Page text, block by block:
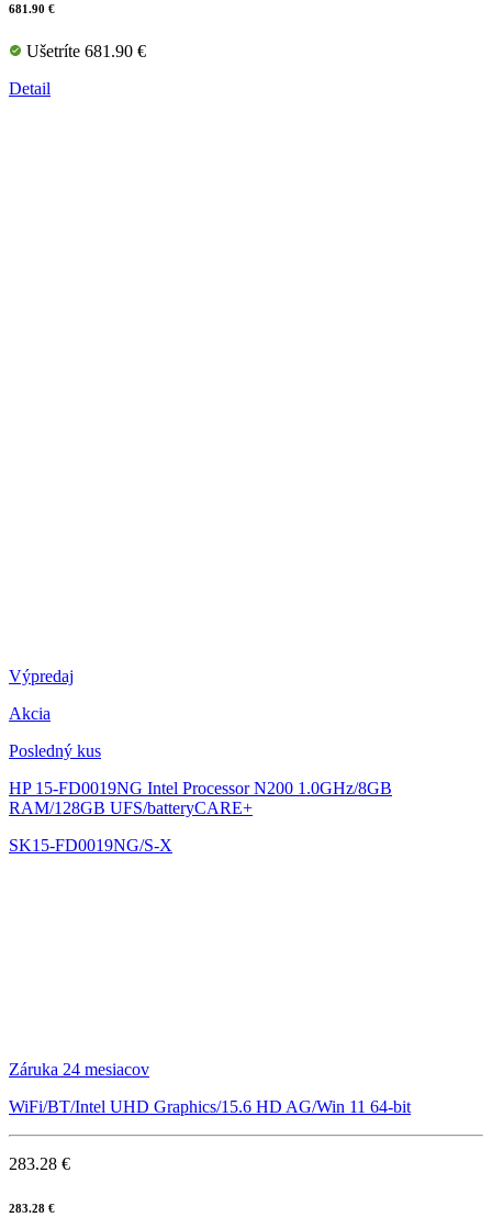
681.90 €
Ušetríte 681.90 €
Detail
Výpredaj
Akcia
Posledný kus
HP 15-FD0019NG Intel Processor N200 1.0GHz/8GB
RAM/128GB UFS/batteryCARE+
SK15-FD0019NG/S-X
Záruka 24 mesiacov
WiFi/BT/Intel UHD Graphics/15.6 HD AG/Win 11 64-bit
283.28 €
283.28 €